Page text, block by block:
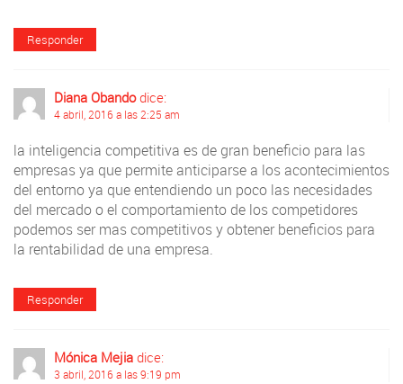
Responder
Diana Obando dice:
4 abril, 2016 a las 2:25 am
la inteligencia competitiva es de gran beneficio para las
empresas ya que permite anticiparse a los acontecimientos
del entorno ya que entendiendo un poco las necesidades
del mercado o el comportamiento de los competidores
podemos ser mas competitivos y obtener beneficios para
la rentabilidad de una empresa.
Responder
Mónica Mejia dice:
3 abril, 2016 a las 9:19 pm